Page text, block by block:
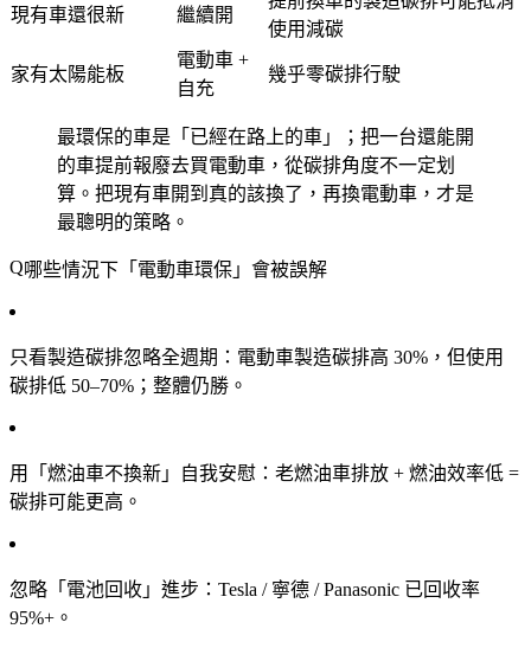
現有車還很新 繼續開
使用減碳
家有太陽能板
電動車 +
自充
幾乎零碳排行駛
最環保的車是「已經在路上的車」；把一台還能開
的車提前報廢去買電動車，從碳排角度不一定划
算。把現有車開到真的該換了，再換電動車，才是
最聰明的策略。
哪些情況下「電動車環保」會被誤解
只看製造碳排忽略全週期 ：電動車製造碳排高 30%，但使用
碳排低 50–70%；整體仍勝。
用「燃油車不換新」自我安慰 ：老燃油車排放 + 燃油效率低 =
碳排可能更高。
忽略「電池回收」進步 ：Tesla / 寧德 / Panasonic 已回收率
95%+。